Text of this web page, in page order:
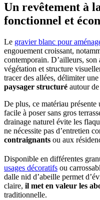
Un revêtement à
fonctionnel et
Le gravier blanc pour
engouement croissant,
contemporain. D’ailleurs, son
végétation et structure
tracer des allées, délimiter
paysager structuré autour
De plus, ce matériau
facile à poser sans gros
drainage naturel évite les
ne nécessite pas d’entretien
contraignants ou aux
Disponible en différentes
usages décoratifs ou
dalle nid d’abeille permet
claire, il met en valeur les
traditionnelle.